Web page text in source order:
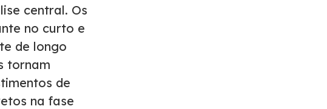
central. Os
no curto e
de longo
tornam
de
na fase